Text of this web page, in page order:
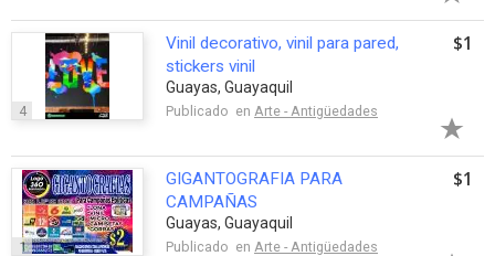
4
Vinil decorativo, vinil para pared,
stickers vinil
Guayas, Guayaquil
Publicado en Arte - Antigüedades
$1
1
GIGANTOGRAFIA PARA
CAMPAÑAS
Guayas, Guayaquil
Publicado en Arte - Antigüedades
$1